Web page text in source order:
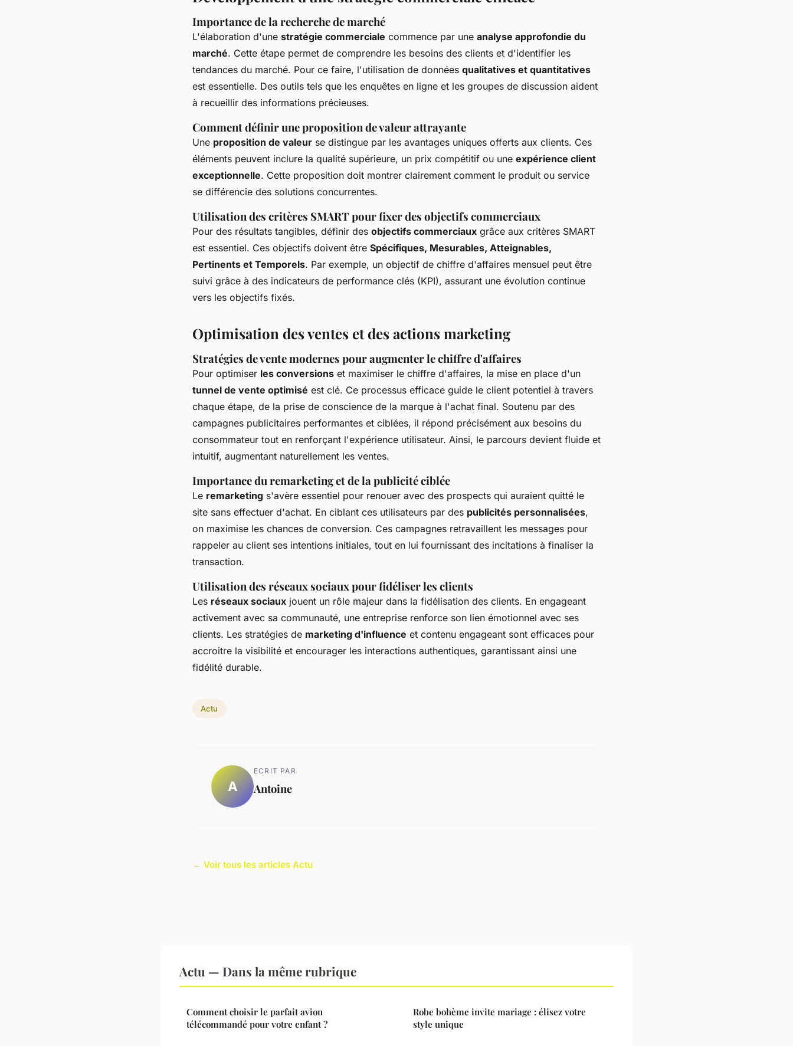
Importance de la recherche de marché
L'élaboration d'une stratégie commerciale commence par une analyse approfondie du
marché. Cette étape permet de comprendre les besoins des clients et d'identifier les
tendances du marché. Pour ce faire, l'utilisation de données qualitatives et quantitatives
est essentielle. Des outils tels que les enquêtes en ligne et les groupes de discussion aident
à recueillir des informations précieuses.
Comment définir une proposition de valeur attrayante
Une proposition de valeur se distingue par les avantages uniques offerts aux clients. Ces
éléments peuvent inclure la qualité supérieure, un prix compétitif ou une expérience client
exceptionnelle. Cette proposition doit montrer clairement comment le produit ou service
se différencie des solutions concurrentes.
Utilisation des critères SMART pour fixer des objectifs commerciaux
Pour des résultats tangibles, définir des objectifs commerciaux grâce aux critères SMART
est essentiel. Ces objectifs doivent être Spécifiques, Mesurables, Atteignables,
Pertinents et Temporels. Par exemple, un objectif de chiffre d'affaires mensuel peut être
suivi grâce à des indicateurs de performance clés (KPI), assurant une évolution continue
vers les objectifs fixés.
Optimisation des ventes et des actions marketing
Stratégies de vente modernes pour augmenter le chiffre d'affaires
Pour optimiser les conversions et maximiser le chiffre d'affaires, la mise en place d'un
tunnel de vente optimisé est clé. Ce processus efficace guide le client potentiel à travers
chaque étape, de la prise de conscience de la marque à l'achat final. Soutenu par des
campagnes publicitaires performantes et ciblées, il répond précisément aux besoins du
consommateur tout en renforçant l'expérience utilisateur. Ainsi, le parcours devient fluide et
intuitif, augmentant naturellement les ventes.
Importance du remarketing et de la publicité ciblée
Le remarketing s'avère essentiel pour renouer avec des prospects qui auraient quitté le
site sans effectuer d'achat. En ciblant ces utilisateurs par des publicités personnalisées,
on maximise les chances de conversion. Ces campagnes retravaillent les messages pour
rappeler au client ses intentions initiales, tout en lui fournissant des incitations à finaliser la
transaction.
Utilisation des réseaux sociaux pour fidéliser les clients
Les réseaux sociaux jouent un rôle majeur dans la fidélisation des clients. En engageant
activement avec sa communauté, une entreprise renforce son lien émotionnel avec ses
clients. Les stratégies de marketing d'influence et contenu engageant sont efficaces pour
accroitre la visibilité et encourager les interactions authentiques, garantissant ainsi une
fidélité durable.
Actu
A
ECRIT PAR
Antoine
← Voir tous les articles Actu
Actu — Dans la même rubrique
Comment choisir le parfait avion
télécommandé pour votre enfant ?
Robe bohème invite mariage : élisez votre
style unique